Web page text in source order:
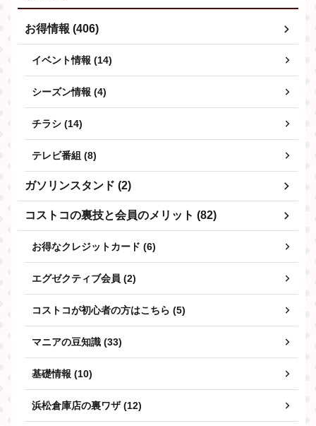
お得情報 (406)
イベント情報 (14)
シーズン情報 (4)
チラシ (14)
テレビ番組 (8)
ガソリンスタンド (2)
コストコの裏技と会員のメリット (82)
お得なクレジットカード (6)
エグゼクティブ会員 (2)
コストコが初心者の方はこちら (5)
マニアの豆知識 (33)
基礎情報 (10)
浜松倉庫店の裏ワザ (12)